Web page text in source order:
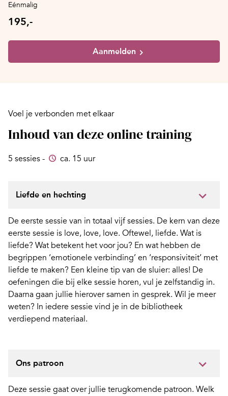
Eénmalig
195,-
Aanmelden
Voel je verbonden met elkaar
Inhoud van deze online training
5 sessies - ca. 15 uur
Liefde en hechting
De eerste sessie van in totaal vijf sessies. De kern van deze
eerste sessie is love, love, love. Oftewel, liefde. Wat is
liefde? Wat betekent het voor jou? En wat hebben de
begrippen ‘emotionele verbinding’ en ‘responsiviteit’ met
liefde te maken? Een kleine tip van de sluier: alles! De
oefeningen die bij elke sessie horen, vul je zelfstandig in.
Daarna gaan jullie hierover samen in gesprek. Wil je meer
weten? In iedere sessie vind je in de bibliotheek
verdiepend materiaal.
Ons patroon
Deze sessie gaat over jullie terugkomende patroon. Welk